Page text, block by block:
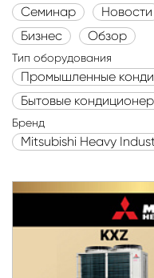
Семинар Новости
Бизнес
Обзор
Тип оборудования
Промышленные
Бытовые
Бренд
Mitsubishi Heavy
MHI